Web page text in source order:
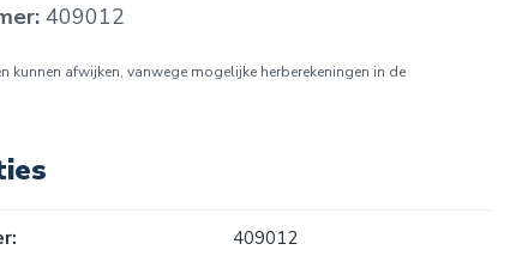
409012
kunnen afwijken, vanwege mogelijke herberekeningen in de
409012